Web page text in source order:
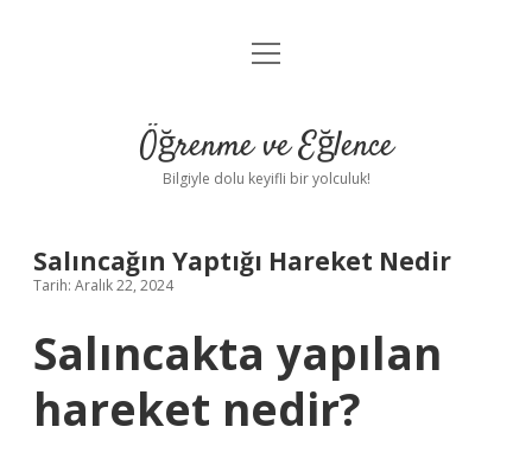
Anasayfa
Yasal Uyarı
menüyü
Öğrenme ve Eğlence
Bilgiyle dolu keyifli bir yolculuk!
Salıncağın Yaptığı Hareket Nedir
Tarih: Aralık 22, 2024
Salıncakta yapılan
hareket nedir?